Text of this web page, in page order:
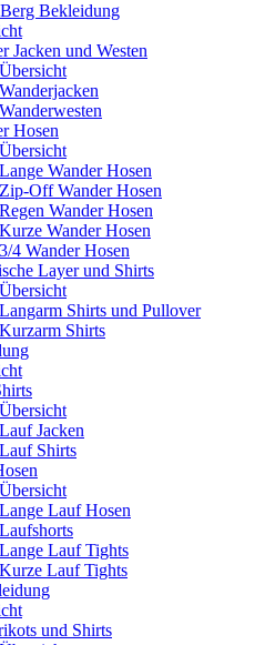
Bekleidung
Jacken und Westen
Übersicht
Wanderjacken
Wanderwesten
Hosen
Übersicht
Lange Wander Hosen
Zip-Off Wander Hosen
Regen Wander Hosen
Kurze Wander Hosen
3/4 Wander Hosen
Layer und Shirts
Übersicht
Langarm Shirts und Pullover
Kurzarm Shirts
Übersicht
Lauf Jacken
Lauf Shirts
Übersicht
Lange Lauf Hosen
Laufshorts
Lange Lauf Tights
Kurze Lauf Tights
und Shirts